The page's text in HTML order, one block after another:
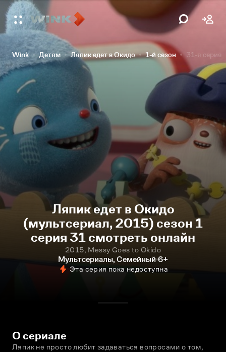
Wink Детям Ляпик едет в Окидо 1-й сезон 31-я серия
Ляпик едет в Окидо
(мультсериал, 2015) сезон 1
серия 31 смотреть онлайн
2015, Messy Goes to Okido
Мультсериалы, Семейный 6+
Эта серия пока недоступна
О сериале
Ляпик не просто любит задаваться вопросами о том,